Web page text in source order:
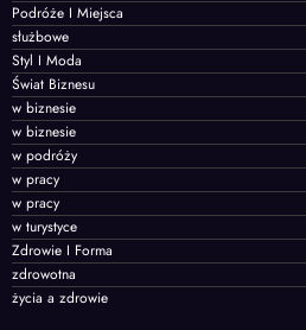
Podróże I Miejsca
służbowe
Styl I Moda
Świat Biznesu
w biznesie
w biznesie
w podróży
w pracy
w pracy
w turystyce
Zdrowie I Forma
zdrowotna
życia a zdrowie